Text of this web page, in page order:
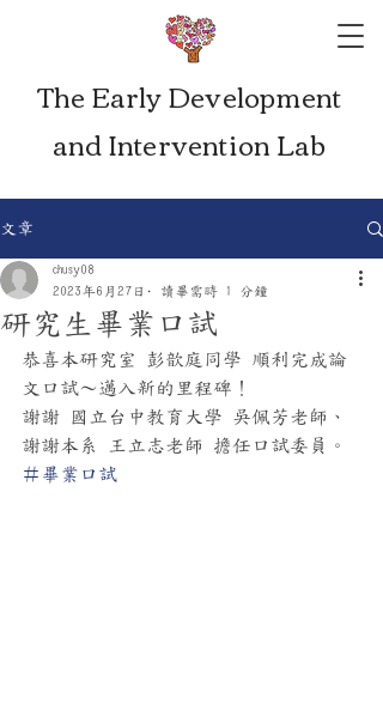
The Early Development
and Intervention Lab
文章
研究生畢業口試
chusy08
2023年6月27日
讀畢需時 1 分鐘
恭喜本研究室 彭歆庭同學 順利完成論
文口試～邁入新的里程碑！
謝謝 國立台中教育大學 吳佩芳老師、
謝謝本系 王立志老師 擔任口試委員。
#畢業口試